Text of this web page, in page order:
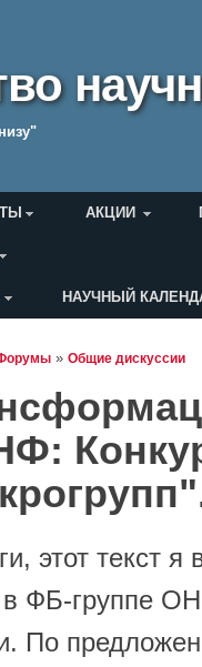
менюАКЦИИ
НАУЧНЫЙ
» Общие дискуссии
этот текст
в ФБ-группе
По